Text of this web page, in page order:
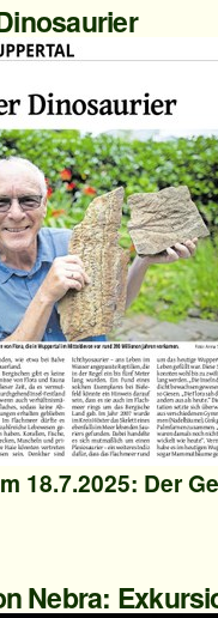
18.7.2025: Der
Nebra: